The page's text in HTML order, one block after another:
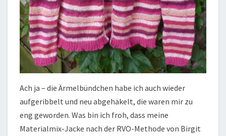
Ach ja – die Ärmelbündchen habe ich auch wieder
aufgeribbelt und neu abgehäkelt, die waren mir zu
eng geworden. Was bin ich froh, dass meine
Materialmix-Jacke nach der RVO-Methode von Birgit